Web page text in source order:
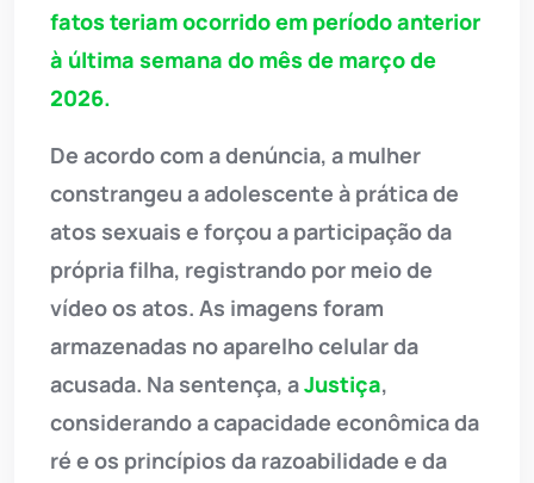
fatos teriam ocorrido em período anterior
à última semana do mês de março de
2026.
De acordo com a denúncia, a mulher
constrangeu a adolescente à prática de
atos sexuais e forçou a participação da
própria filha, registrando por meio de
vídeo os atos. As imagens foram
armazenadas no aparelho celular da
acusada. Na sentença, aJustiça,
considerando a capacidade econômica da
ré e os princípios da razoabilidade e da